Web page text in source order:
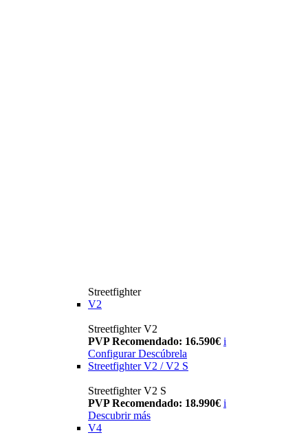
Streetfighter
V2
Streetfighter V2
PVP Recomendado: 16.590€ i
Configurar Descúbrela
Streetfighter V2 / V2 S
Streetfighter V2 S
PVP Recomendado: 18.990€ i
Descubrir más
V4